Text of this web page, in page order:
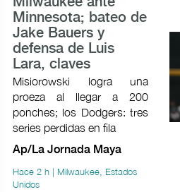
Minnesota; bateo de
Jake Bauers y
defensa de Luis
Lara, claves
Misiorowski logra una
proeza al llegar a 200
ponches; los Dodgers: tres
series perdidas en fila
Ap/La Jornada Maya
Hace 2 h | Milwaukee, Estados
Unidos